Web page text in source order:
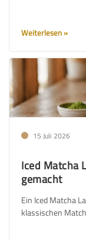
Weiterlesen
15 Juli 2026
Iced Matcha
gemacht
Ein Iced Matcha
klassischen